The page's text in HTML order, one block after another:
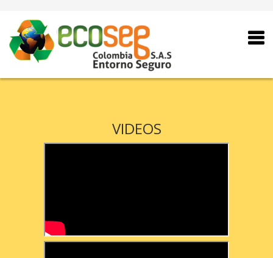
VIDEOS